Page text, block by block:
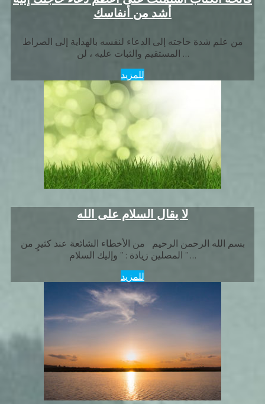
أشد من أنفاسك
من علم شدة حاجته إلى الدعاء لنفسه بالهداية إلى الصراط
المستقيم والثبات عليه ، لن …
للمزيد
لا يقال السلام على الله
بسم الله الرحمن الرحيم من الأخطاء الشائعة عند كثيرٍ من
المصلين زيادة : ” وإليك السلام ” …
للمزيد